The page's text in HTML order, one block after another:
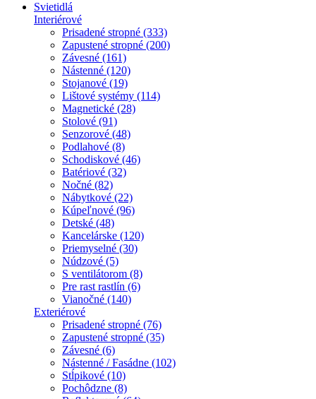
Svietidlá
Interiérové
Prisadené stropné (333)
Zapustené stropné (200)
Závesné (161)
Nástenné (120)
Stojanové (19)
Lištové systémy (114)
Magnetické (28)
Stolové (91)
Senzorové (48)
Podlahové (8)
Schodiskové (46)
Batériové (32)
Nočné (82)
Nábytkové (22)
Kúpeľnové (96)
Detské (48)
Kancelárske (120)
Priemyselné (30)
Núdzové (5)
S ventilátorom (8)
Pre rast rastlín (6)
Vianočné (140)
Exteriérové
Prisadené stropné (76)
Zapustené stropné (35)
Závesné (6)
Nástenné / Fasádne (102)
Stĺpikové (10)
Pochôdzne (8)